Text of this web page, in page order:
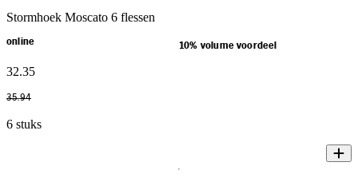
Stormhoek Moscato 6 flessen
online 10% volume voordeel
32.35
35.94
6 stuks